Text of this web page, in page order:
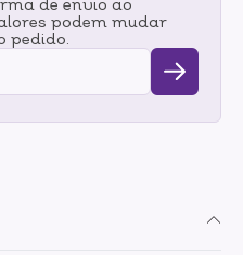
Proteção térmica desde
à real causa do frizz, a
nos cabelos molhados
cabeludo até formar
repita a
de envio ao
podem mudar
pedido.